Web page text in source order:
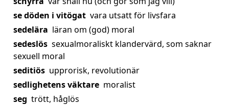
se döden i vitögat vara utsatt för livsfara
sedelära läran om (god) moral
sedeslös sexualmoraliskt klandervärd, som saknar
sexuell moral
seditiös upprorisk, revolutionär
sedlighetens väktare moralist
seg trött, håglös